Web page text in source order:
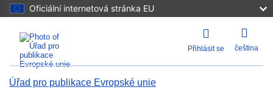
Oficiální internetová stránka EU
Přihlásit se čeština
Úřad pro publikace Evropské unie